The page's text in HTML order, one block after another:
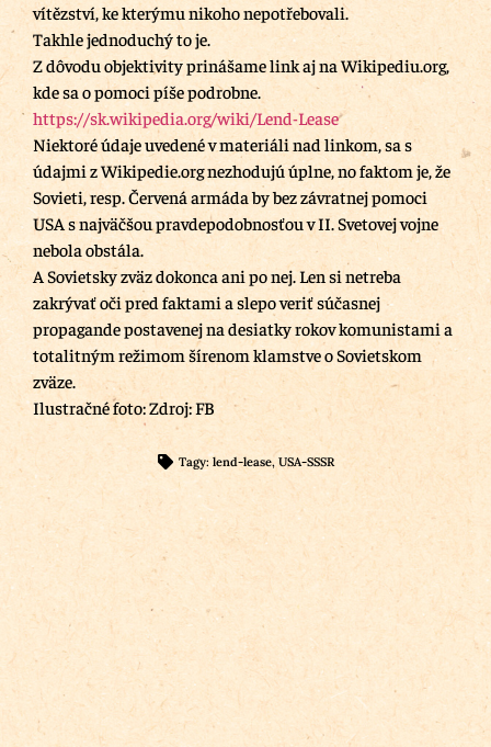
vítězství, ke kterýmu nikoho nepotřebovali.
Takhle jednoduchý to je.
Z dôvodu objektivity prinášame link aj na Wikipediu.org,
kde sa o pomoci píše podrobne.
https://sk.wikipedia.org/wiki/Lend-Lease
Niektoré údaje uvedené v materiáli nad linkom, sa s
údajmi z Wikipedie.org nezhodujú úplne, no faktom je, že
Sovieti, resp. Červená armáda by bez závratnej pomoci
USA s najväčšou pravdepodobnosťou v II. Svetovej vojne
nebola obstála.
A Sovietsky zväz dokonca ani po nej. Len si netreba
zakrývať oči pred faktami a slepo veriť súčasnej
propagande postavenej na desiatky rokov komunistami a
totalitným režimom šírenom klamstve o Sovietskom
zväze.
Ilustračné foto: Zdroj: FB
Tagy: lend-lease, USA-SSSR